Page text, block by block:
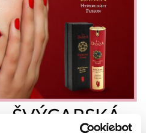
ŠVÝCARSKÁ